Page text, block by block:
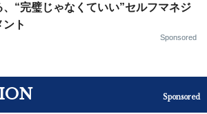
、“完璧じゃなくていい”セルフマネジ
ント
Sponsored
Sponsored